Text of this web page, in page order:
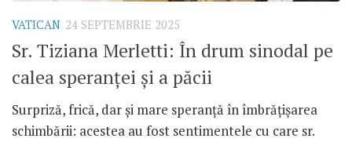
VATICAN 24 SEPTEMBRIE 2025
Sr. Tiziana Merletti: În drum sinodal pe
calea speranței și a păcii
Surpriză, frică, dar și mare speranță în îmbrățișarea
schimbării: acestea au fost sentimentele cu care sr.